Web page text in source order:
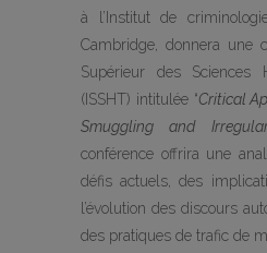
à l’Institut de
Cambridge, donnera une
Supérieur des Sciences
(ISSHT) intitulée “Critical
Smuggling and
conférence offrira une
défis actuels, des
l’évolution des discours
des pratiques de trafic de